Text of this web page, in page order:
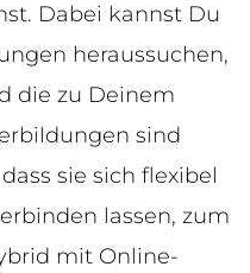
Dabei kannst Du
heraussuchen,
die zu Deinem
sind
sie sich flexibel
lassen, zum
mit Online-